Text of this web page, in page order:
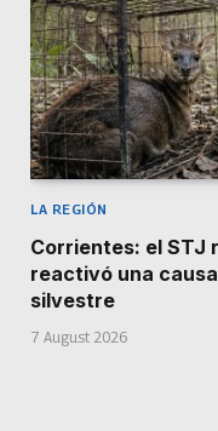
LA REGIÓN
Corrientes: el STJ
reactivó una
silvestre
7 August 2026